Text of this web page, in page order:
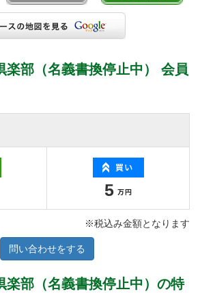
楽部（名義書換停止中） 会員
5
※税込み金額となります
問い合わせをする
楽部（名義書換停止中）の特